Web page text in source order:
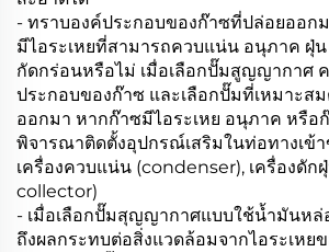
- ทราบองค์ประกอบของก๊าซที่ปล่อยออก
มีไอระเหยที่สามารถควบแน่น อนุภาค ฝุ่
กัดกร่อนหรือไม่ เมื่อเลือกปั๊มสูญญากาศ
ประกอบของก๊าซ และเลือกปั๊มที่เหมาะส
ออกมา หากก๊าซมีไอระเหย อนุภาค หรือ
พิจารณาติดตั้งอุปกรณ์เสริมในท่อทางเข้
เครื่องควบแน่น (condenser), เครื่องดัก
collector)
- เมื่อเลือกปั๊มสุญญากาศแบบใช้น้ำมันห
ถึงผลกระทบต่อสิ่งแวดล้อมจากไอระเหย